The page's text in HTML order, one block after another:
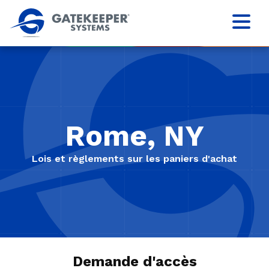
Rome, NY
Lois et règlements sur les paniers d'achat
Demande d'accès